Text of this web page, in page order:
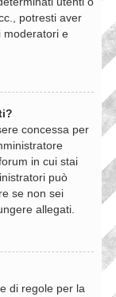
potresti aver
moderatori e
concessa per
in cui stai
può
se non sei
allegati.
di regole per la